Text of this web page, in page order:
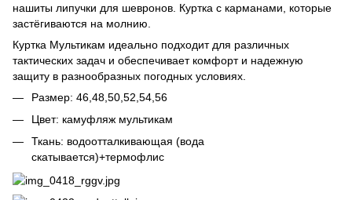
нашиты липучки для шевронов. Куртка с карманами, которые
застёгиваются на молнию.
Куртка Мультикам идеально подходит для различных
тактических задач и обеспечивает комфорт и надежную
защиту в разнообразных погодных условиях.
Размер: 46,48,50,52,54,56
Цвет: камуфляж мультикам
Ткань: водоотталкивающая (вода
скатывается)+термофлис